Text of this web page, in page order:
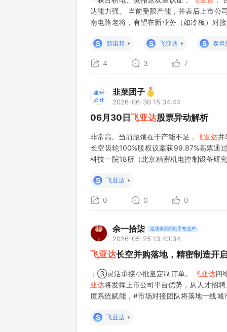
达能力强。 当前受限产能，并表后上市公
南电路老将，有望在新业务（如冷板）对
S
新宙邦 S 飞亚达 S 泰坦
4 3 7
韭菜团子
2026-06-30 15:34:44
06月30日 飞亚达股票异动解析
非常高。当前瓶颈在于产能不足， 飞亚达并
长空齿轮100%股权议案获99.87%高票通
科技一院18所（北京精密机电控制设备研
S
飞亚达
0 0 0
余一拾柒 追涨杀跌的剁手专业户
2026-05-25 13:40:34
飞亚达长空并购落地，精密制造开
；③灵活承接小批量定制订单。 飞亚达四
亚达将发挥上市公司平台优势，从人才招
度系统赋能，#市场对接团队将落地一线
S
飞亚达